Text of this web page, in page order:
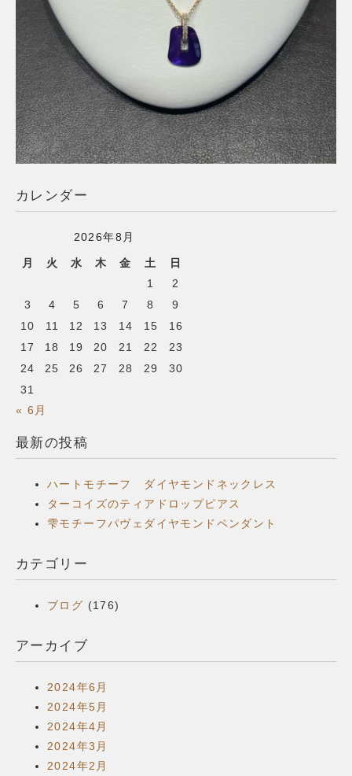
カレンダー
2026年8月
月 火 水 木 金 土 日
« 6月
1
2
3
4 5 6 7 8
9
10
11 12 13 14 15
16
17
18 19 20 21 22
23
24
25 26 27 28 29
30
31
最新の投稿
ハートモチーフ ダイヤモンドネックレス
ターコイズのティアドロップピアス
雫モチーフパヴェダイヤモンドペンダント
カテゴリー
ブログ (176)
アーカイブ
2024年6月
2024年5月
2024年4月
2024年3月
2024年2月